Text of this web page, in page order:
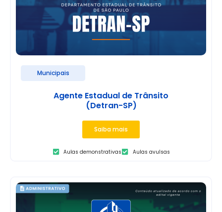
Municipais
Agente Estadual de Trânsito
(Detran-SP)
Saiba mais
Aulas demonstrativas Aulas avulsas